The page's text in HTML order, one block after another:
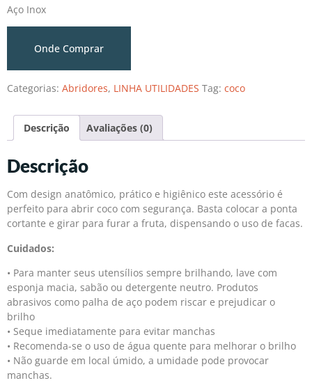
Aço Inox
Onde Comprar
Categorias: Abridores, LINHA UTILIDADES Tag: coco
Descrição Avaliações (0)
Descrição
Com design anatômico, prático e higiênico este acessório é
perfeito para abrir coco com segurança. Basta colocar a ponta
cortante e girar para furar a fruta, dispensando o uso de facas.
Cuidados:
• Para manter seus utensílios sempre brilhando, lave com
esponja macia, sabão ou detergente neutro. Produtos
abrasivos como palha de aço podem riscar e prejudicar o
brilho
• Seque imediatamente para evitar manchas
• Recomenda-se o uso de água quente para melhorar o brilho
• Não guarde em local úmido, a umidade pode provocar
manchas.